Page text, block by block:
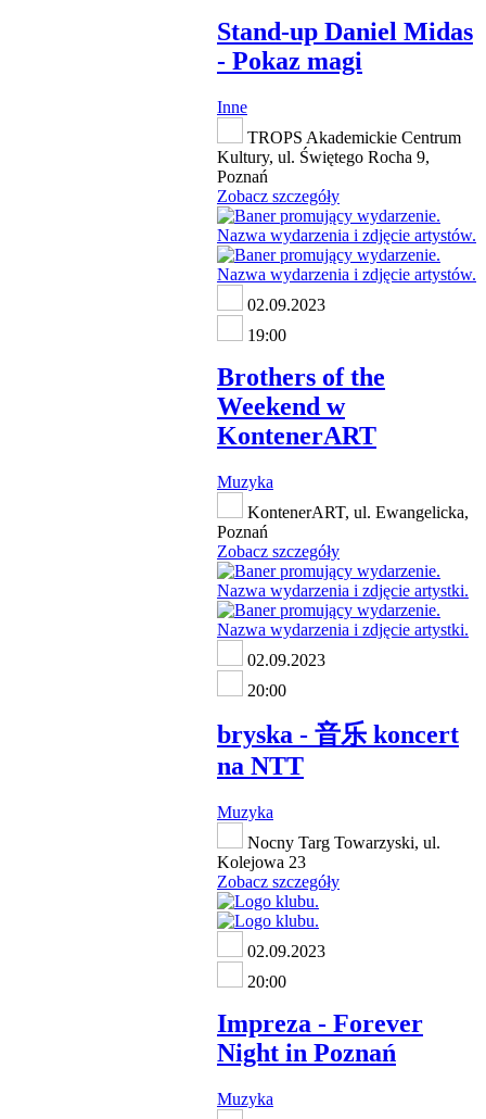
Stand-up Daniel Midas
- Pokaz magi
Inne
TROPS Akademickie Centrum
Kultury, ul. Świętego Rocha 9,
Poznań
Zobacz szczegóły
02.09.2023
19:00
Brothers of the
Weekend w
KontenerART
Muzyka
KontenerART, ul. Ewangelicka,
Poznań
Zobacz szczegóły
02.09.2023
20:00
bryska - 音乐 koncert
na NTT
Muzyka
Nocny Targ Towarzyski, ul.
Kolejowa 23
Zobacz szczegóły
02.09.2023
20:00
Impreza - Forever
Night in Poznań
Muzyka